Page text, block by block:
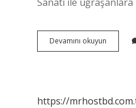
Devamını okuyun
Sanatı
https://